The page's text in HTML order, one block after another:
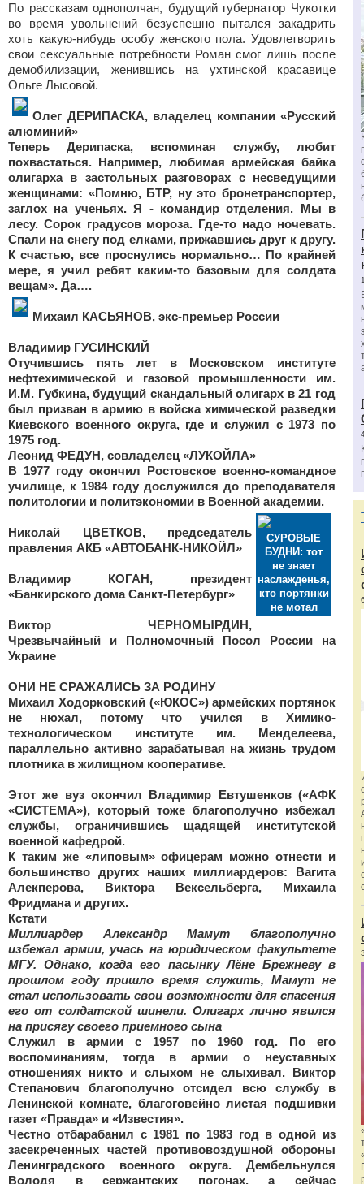
По рассказам однополчан, будущий губернатор Чукотки
во время увольнений безуспешно пытался закадрить
хоть какую-нибудь особу женского пола. Удовлетворить
свои сексуальные потребности Роман смог лишь после
демобилизации, женившись на ухтинской красавице
Ольге Лысовой.
Олег ДЕРИПАСКА, владелец компании «Русский
алюминий»
Теперь Дерипаска, вспоминая службу, любит
похвастаться. Например, любимая армейская байка
олигарха в застольных разговорах с несведущими
женщинами: «Помню, БТР, ну это бронетранспортер,
заглох на ученьях. Я - командир отделения. Мы в
лесу. Сорок градусов мороза. Где-то надо ночевать.
Спали на снегу под елками, прижавшись друг к другу.
К счастью, все проснулись нормально… По крайней
мере, я учил ребят каким-то базовым для солдата
вещам». Да….
Михаил КАСЬЯНОВ, экс-премьер России
Владимир ГУСИНСКИЙ
Отучившись пять лет в Московском институте
нефтехимической и газовой промышленности им.
И.М. Губкина, будущий скандальный олигарх в 21 год
был призван в армию в войска химической разведки
Киевского военного округа, где и служил с 1973 по
1975 год.
Леонид ФЕДУН, совладелец «ЛУКОЙЛА»
В 1977 году окончил Ростовское военно-командное
училище, к 1984 году дослужился до преподавателя
политологии и политэкономии в Военной академии.
СУРОВЫЕ
БУДНИ: тот
не знает
наслажденья,
кто портянки
не мотал
Николай ЦВЕТКОВ, председатель
правления АКБ «АВТОБАНК-НИКОЙЛ»
Владимир КОГАН, президент
«Банкирского дома Санкт-Петербург»
Виктор ЧЕРНОМЫРДИН,
Чрезвычайный и Полномочный Посол России на
Украине
ОНИ НЕ СРАЖАЛИСЬ ЗА РОДИНУ
Михаил Ходорковский («ЮКОС»)армейских портянок
не нюхал, потому что учился в Химико-
технологическом институте им. Менделеева,
параллельно активно зарабатывая на жизнь трудом
плотника в жилищном кооперативе.
Этот же вуз окончил Владимир Евтушенков («АФК
«СИСТЕМА»), который тоже благополучно избежал
службы, ограничившись щадящей институтской
военной кафедрой.
К таким же «липовым» офицерам можно отнести и
большинство других наших миллиардеров: Вагита
Алекперова, Виктора Вексельберга, Михаила
Фридманаи других.
Кстати
Миллиардер Александр Мамут благополучно
избежал армии, учась на юридическом факультете
МГУ. Однако, когда его пасынку Лёне Брежневу в
прошлом году пришло время служить, Мамут не
стал использовать свои возможности для спасения
его от солдатской шинели. Олигарх лично явился
на присягу своего приемного сына
Служил в армии с 1957 по 1960 год. По его
воспоминаниям, тогда в армии о неуставных
отношениях никто и слыхом не слыхивал. Виктор
Степанович благополучно отсидел всю службу в
Ленинской комнате, благоговейно листая подшивки
газет «Правда» и «Известия».
Честно отбарабанил с 1981 по 1983 год в одной из
засекреченных частей противовоздушной обороны
Ленинградского военного округа. Дембельнулся
Володя в сержантских погонах, а сейчас